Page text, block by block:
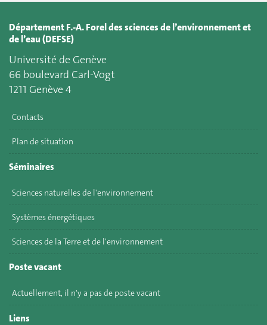
Département F.-A. Forel des sciences de l’environnement et
de l’eau (DEFSE)
Université de Genève
66 boulevard Carl-Vogt
1211 Genève 4
Contacts
Plan de situation
Séminaires
Sciences naturelles de l'environnement
Systèmes énergétiques
Sciences de la Terre et de l'environnement
Poste vacant
Actuellement, il n'y a pas de poste vacant
Liens